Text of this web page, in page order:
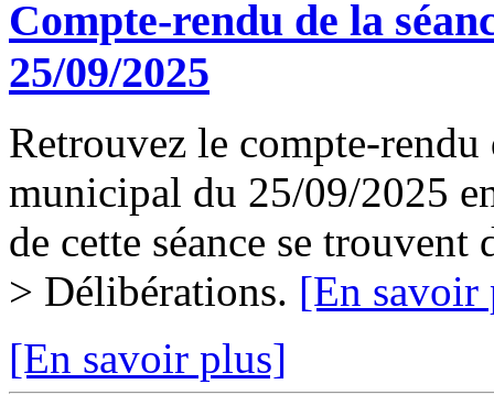
Compte-rendu de la
25/09/2025
Retrouvez le compte-rendu
municipal du 25/09/2025
de cette séance se
> Délibérations. [En savoir
[En savoir plus]